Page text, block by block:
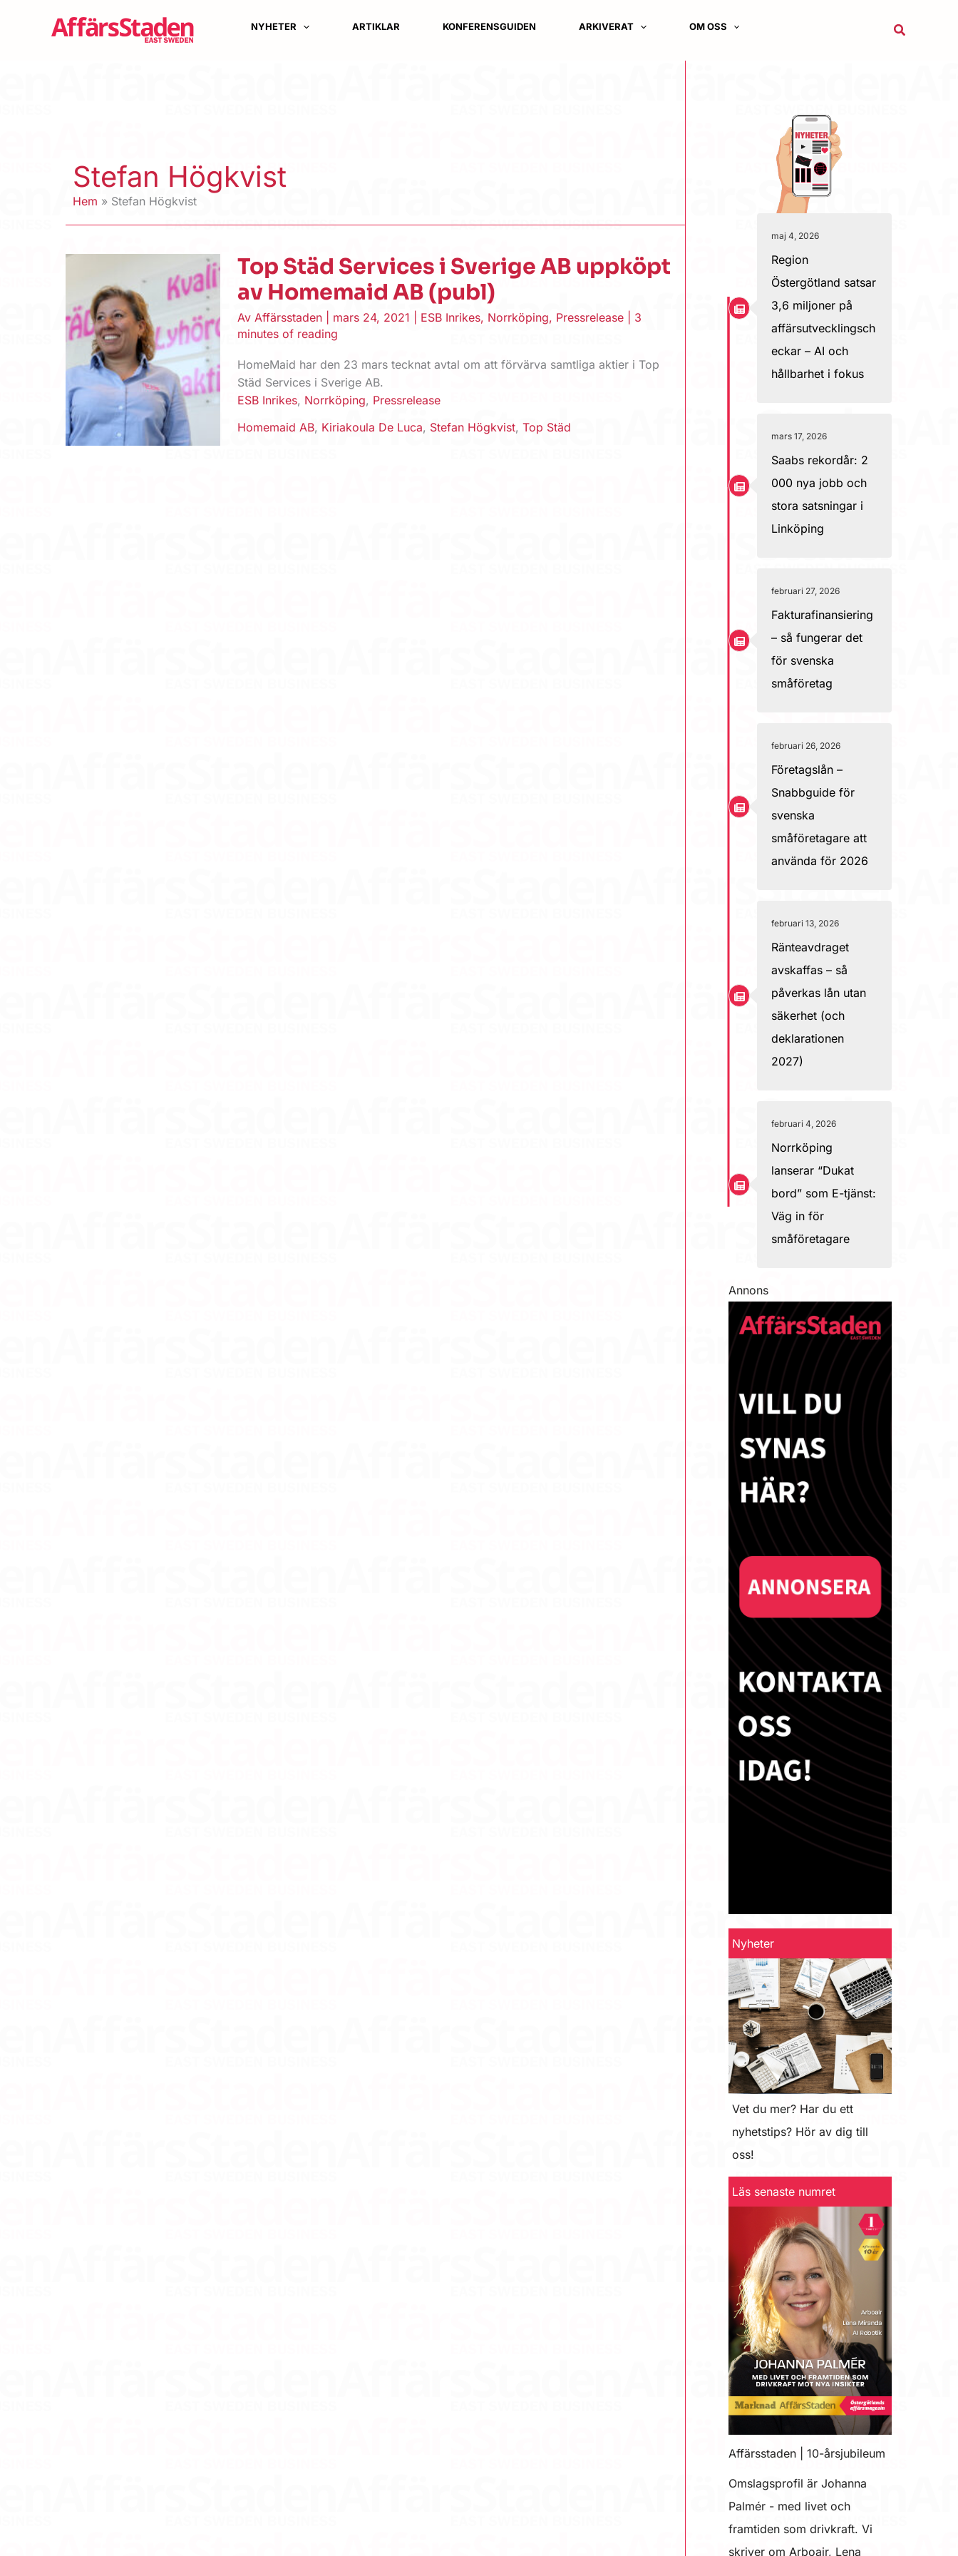
NYHETER ARTIKLAR KONFERENSGUIDEN ARKIVERAT OM OSS Sök
Stefan Högkvist
Hem Stefan Högkvist
Top Städ Services i Sverige AB uppköpt
av Homemaid AB (publ)
AvAffärsstaden mars 24, 2021 ESB Inrikes, Norrköping, Pressrelease
3
minutes of reading
HomeMaid har den 23 mars tecknat avtal om att förvärva samtliga aktier i Top
Städ Services i Sverige AB.
ESB Inrikes, Norrköping, Pressrelease
Homemaid AB, Kiriakoula De Luca, Stefan Högkvist,Top Städ
maj 4, 2026
Region
Östergötland satsar
3,6 miljoner på
affärsutvecklingsch
eckar – AI och
hållbarhet i fokus
mars 17, 2026
Saabs rekordår: 2
000 nya jobb och
stora satsningar i
Linköping
februari 27, 2026
Fakturafinansiering
– så fungerar det
för svenska
småföretag
februari 26, 2026
Företagslån –
Snabbguide för
svenska
småföretagare att
använda för 2026
februari 13, 2026
Ränteavdraget
avskaffas – så
påverkas lån utan
säkerhet (och
deklarationen
2027)
februari 4, 2026
Norrköping
lanserar “Dukat
bord” som E-tjänst:
Väg in för
småföretagare
Annons
Nyheter
Vet du mer? Har du ett
nyhetstips? Hör av dig till
oss!
Läs senaste numret
Affärsstaden | 10-årsjubileum
Omslagsprofil är Johanna
Palmér - med livet och
framtiden som drivkraft. Vi
skriver om Arboair, Lena